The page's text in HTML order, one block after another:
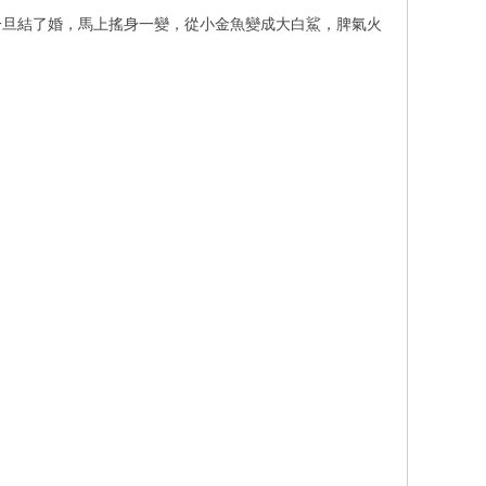
結了婚，馬上搖身一變，從小金魚變成大白鯊，脾氣火